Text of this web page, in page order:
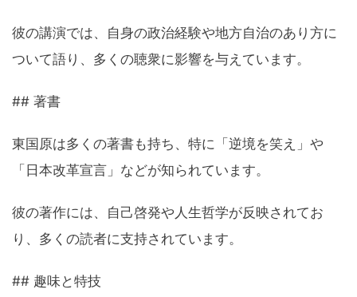
彼の講演では、自身の政治経験や地方自治のあり方に
ついて語り、多くの聴衆に影響を与えています。
## 著書
東国原は多くの著書も持ち、特に「逆境を笑え」や
「日本改革宣言」などが知られています。
彼の著作には、自己啓発や人生哲学が反映されてお
り、多くの読者に支持されています。
## 趣味と特技